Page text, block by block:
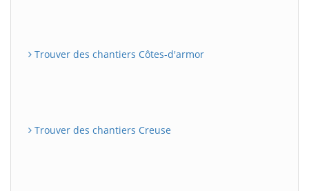
Trouver des chantiers Côtes-d'armor
Trouver des chantiers Creuse